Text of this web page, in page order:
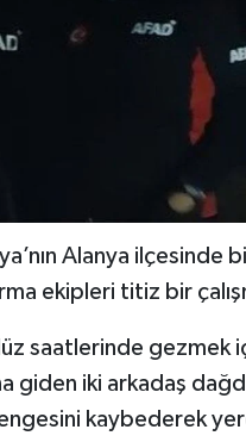
Alanya ilçesinde
ekipleri titiz bir
saatlerinde gezmek
giden iki arkadaş
kaybederek